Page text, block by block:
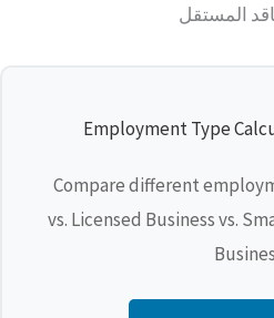
المستقل
Employment Type
Compare different
vs. Licensed Business vs.